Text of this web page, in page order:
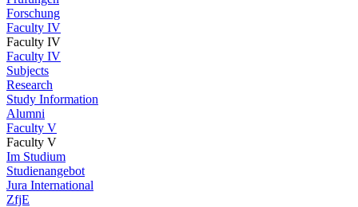
Forschung
Faculty IV
Faculty IV
Faculty IV
Subjects
Research
Study Information
Alumni
Faculty V
Faculty V
Im Studium
Studienangebot
Jura International
ZfjE